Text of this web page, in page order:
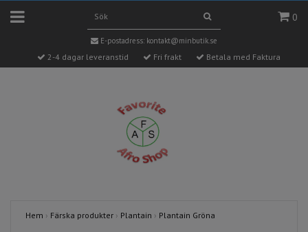
0
E-postadress: kontakt@minbutik.se
2-4 dagar leveranstid Fri frakt Betala med Faktura
Hem › Färska produkter › Plantain › Plantain Gröna